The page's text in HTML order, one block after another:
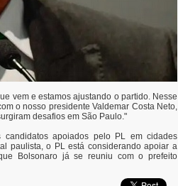
vem e estamos ajustando o partido. Nesse
o nosso presidente Valdemar Costa Neto,
desafios em São Paulo."
candidatos apoiados pelo PL em cidades
paulista, o PL está considerando apoiar a
Bolsonaro já se reuniu com o prefeito